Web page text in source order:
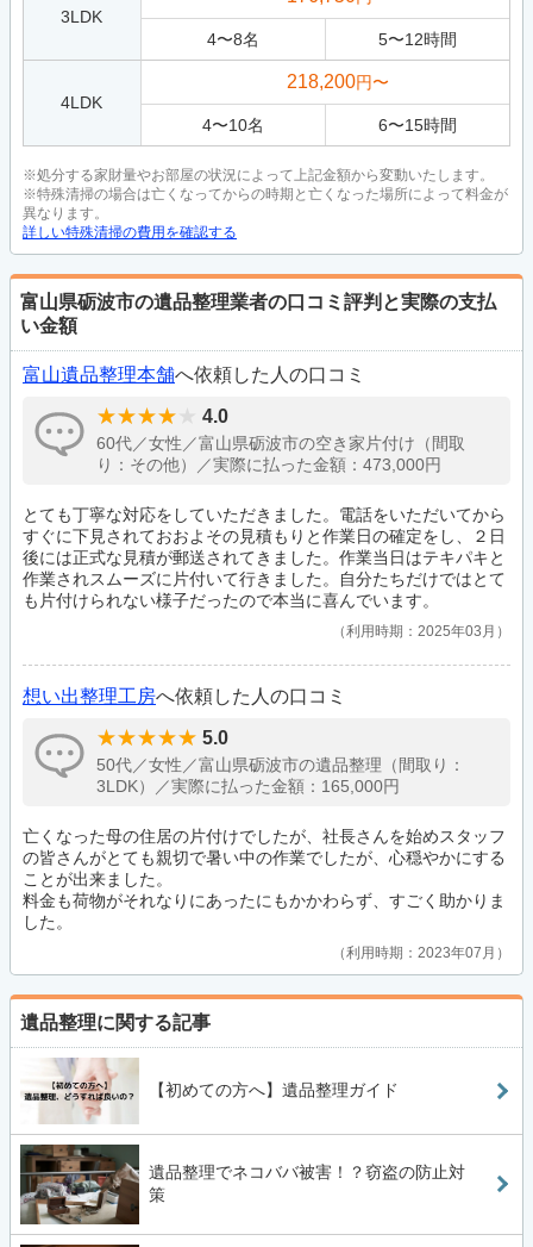
3LDK
4〜8名 5〜12時間
4LDK
218,200円〜
4〜10名 6〜15時間
※処分する家財量やお部屋の状況によって上記金額から変動いたします。
※特殊清掃の場合は亡くなってからの時期と亡くなった場所によって料金が
異なります。
詳しい特殊清掃の費用を確認する
富山県砺波市の遺品整理業者の口コミ評判と実際の支払
い金額
富山遺品整理本舗へ依頼した人の口コミ
4.0
60代／女性／富山県砺波市の空き家片付け（間取
り：その他）／実際に払った金額：473,000円
とても丁寧な対応をしていただきました。電話をいただいてから
すぐに下見されておおよその見積もりと作業日の確定をし、２日
後には正式な見積が郵送されてきました。作業当日はテキパキと
作業されスムーズに片付いて行きました。自分たちだけではとて
も片付けられない様子だったので本当に喜んでいます。
利用時期：2025年03月
想い出整理工房へ依頼した人の口コミ
5.0
50代／女性／富山県砺波市の遺品整理（間取り：
3LDK）／実際に払った金額：165,000円
亡くなった母の住居の片付けでしたが、社長さんを始めスタッフ
の皆さんがとても親切で暑い中の作業でしたが、心穏やかにする
ことが出来ました。
料金も荷物がそれなりにあったにもかかわらず、すごく助かりま
した。
利用時期：2023年07月
遺品整理に関する記事
【初めての方へ】遺品整理ガイド
遺品整理でネコババ被害！？窃盗の防止対
策